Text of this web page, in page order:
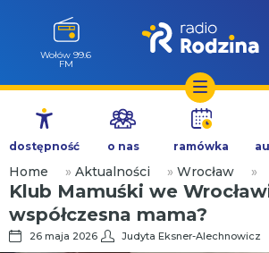
Przejdź
treści
Milicz 88.5
FM
dostępność o nas ramówka
Home » Aktualności » Wrocław »
Klub Mamuśki we
współczesna mama?
26 maja 2026 Judyta Eksner-Alechnowicz